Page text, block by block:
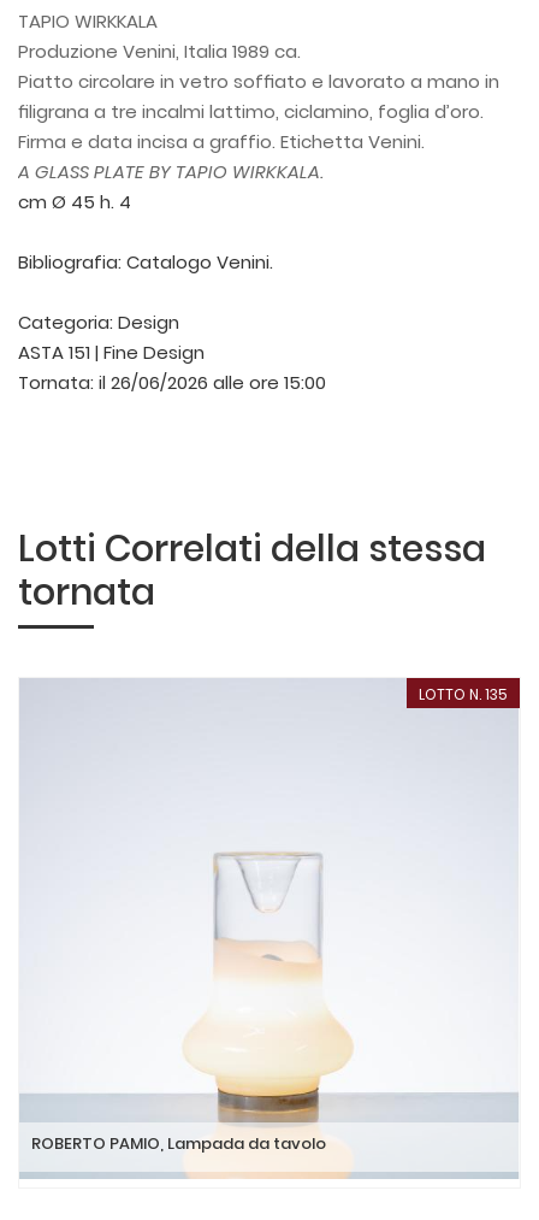
TAPIO WIRKKALA
Produzione Venini, Italia 1989 ca.
Piatto circolare in vetro sofﬁato e lavorato a mano in
ﬁligrana a tre incalmi lattimo, ciclamino, foglia d’oro.
Firma e data incisa a graffio. Etichetta Venini.
A GLASS PLATE BY TAPIO WIRKKALA.
cm Ø 45 h. 4
Bibliografia: Catalogo Venini.
Categoria: Design
ASTA 151 | Fine Design
Tornata: il 26/06/2026 alle ore 15:00
Lotti Correlati della stessa
tornata
LOTTO N. 135
ROBERTO PAMIO, Lampada da tavolo